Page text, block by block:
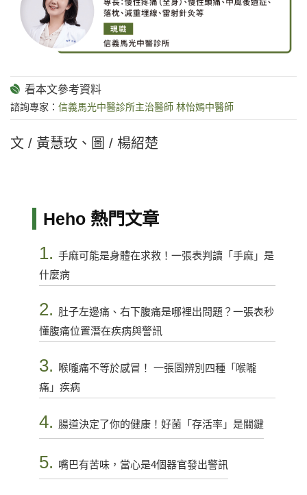
諮詢專家： 信義馬光中醫診所主治醫師 林怡嫣中醫師
文 / 黃慧玫、圖 / 楊紹楚
Heho 熱門文章
1. 手麻可能是身體在求救！一張表判讀「手麻」是
什麼病
2. 肚子左邊痛、右下腹痛是哪裡出問題？一張表秒
懂腹痛位置潛在疾病與警訊
3.
喉嚨痛不等於感冒！ 一張圖辨別四種「喉嚨
痛」疾病
4. 腸道決定了你的健康！好菌「存活率」是關鍵
5. 嘴巴有苦味，當心是4個器官發出警訊